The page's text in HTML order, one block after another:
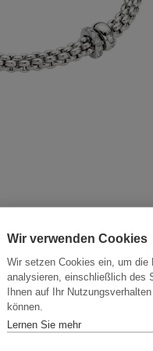
Wir verwenden Cookies
Wir setzen Cookies ein, um die
analysieren, einschließlich des
Ihnen auf Ihr
können.
Lernen Sie mehr